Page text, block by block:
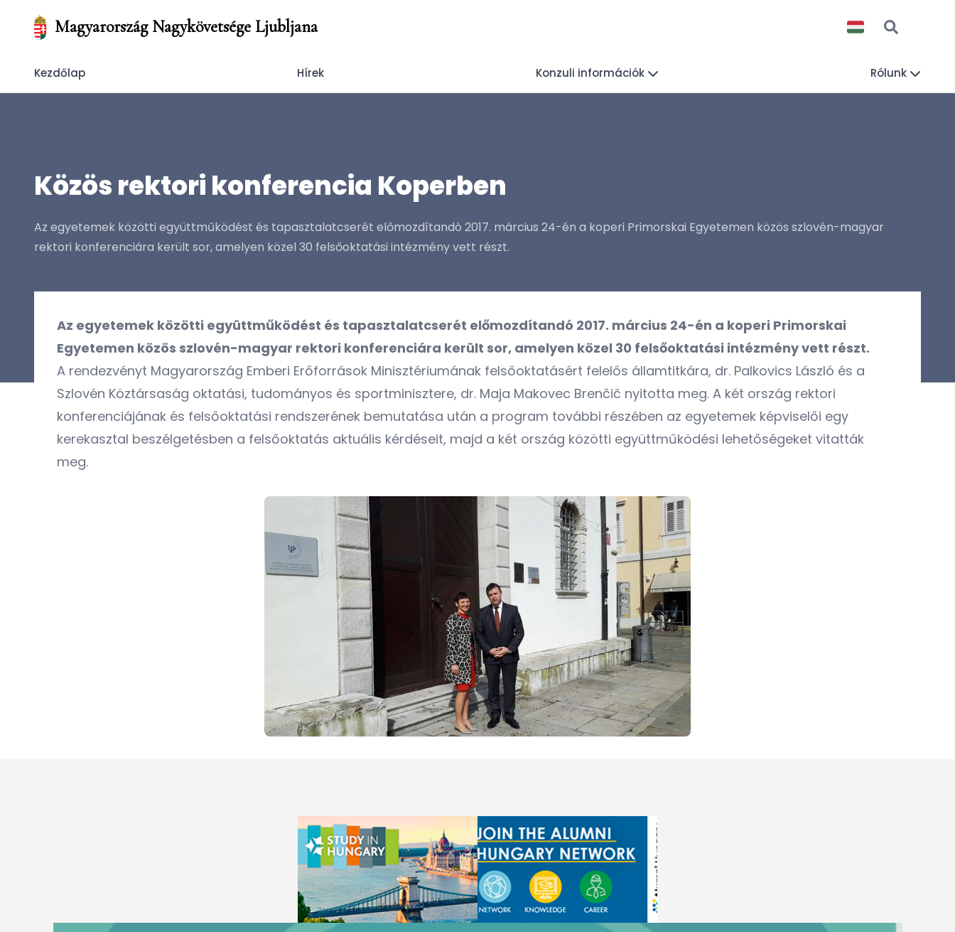
Magyarország Nagykövetsége Ljubljana
Kezdőlap Hírek Konzuli információk Rólunk
Közös rektori konferencia Koperben
Az egyetemek közötti együttműködést és tapasztalatcserét előmozdítandó 2017. március 24-én a koperi Primorskai Egyetemen közös szlovén-magyar
rektori konferenciára került sor, amelyen közel 30 felsőoktatási intézmény vett részt.
Az egyetemek közötti együttműködést és tapasztalatcserét előmozdítandó 2017. március 24-én a koperi Primorskai
Egyetemen közös szlovén-magyar rektori konferenciára került sor, amelyen közel 30 felsőoktatási intézmény vett részt.
A rendezvényt Magyarország Emberi Erőforrások Minisztériumának felsőoktatásért felelős államtitkára, dr. Palkovics László és a
Szlovén Köztársaság oktatási, tudományos és sportminisztere, dr. Maja Makovec Brenčič nyitotta meg. A két ország rektori
konferenciájának és felsőoktatási rendszerének bemutatása után a program további részében az egyetemek képviselői egy
kerekasztal beszélgetésben a felsőoktatás aktuális kérdéseit, majd a két ország közötti együttműködési lehetőségeket vitatták
meg.